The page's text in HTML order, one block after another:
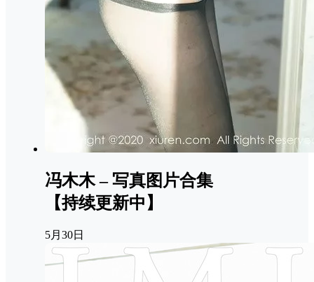
冯木木 – 写真图片合集
【持续更新中】
5月30日